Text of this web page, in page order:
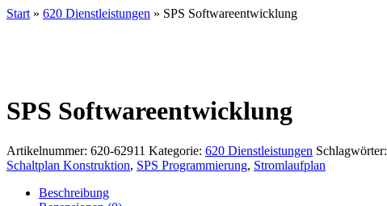
Start » 620 Dienstleistungen » SPS Softwareentwicklung
SPS Softwareentwicklung
Artikelnummer: 620-62911 Kategorie: 620 Dienstleistungen Schlagwörter:
Schaltplan Konstruktion, SPS Programmierung, Stromlaufplan
Beschreibung